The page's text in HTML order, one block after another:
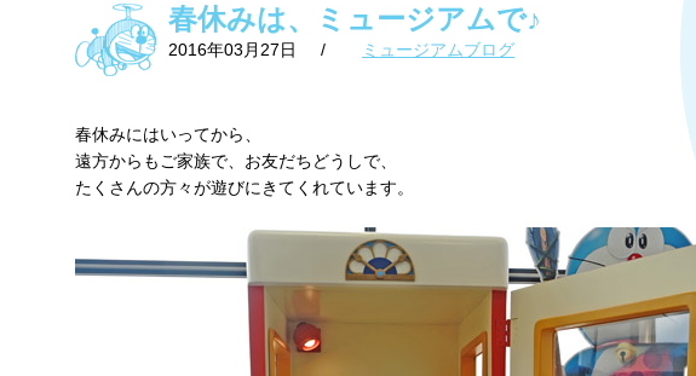
春休みは、ミュージアムで♪
2016年03月27日 / ミュージアムブログ
春休みにはいってから、
遠方からもご家族で、お友だちどうしで、
たくさんの方々が遊びにきてくれています。